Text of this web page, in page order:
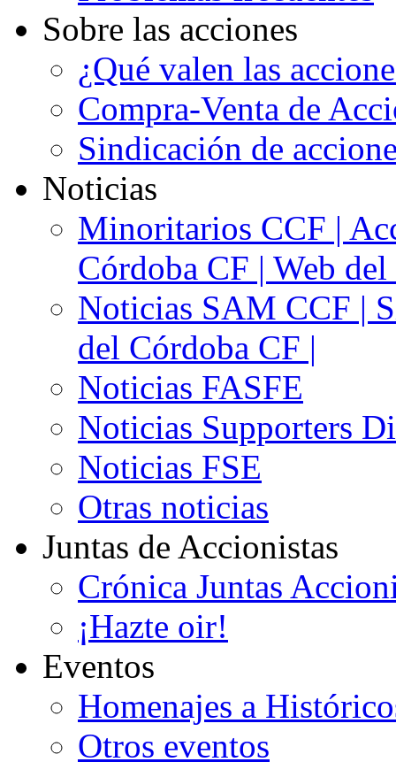
Sobre las acciones
¿Qué valen las
Compra-Venta de
Sindicación de
Noticias
Minoritarios CCF |
Córdoba CF | Web
Noticias SAM CCF |
del Córdoba CF |
Noticias FASFE
Noticias Supporters
Noticias FSE
Otras noticias
Juntas de Accionistas
Crónica Juntas
¡Hazte oir!
Eventos
Homenajes a
Otros eventos